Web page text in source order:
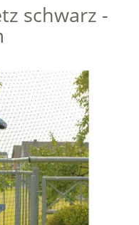
schwarz -